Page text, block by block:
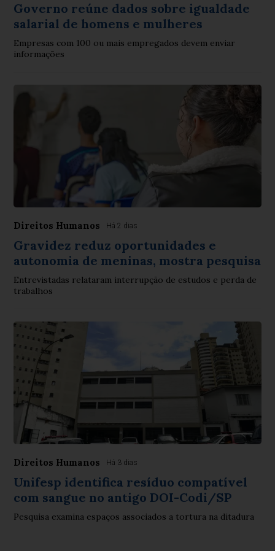
Governo reúne dados sobre igualdade
salarial de homens e mulheres
Empresas com 100 ou mais empregados devem enviar
informações
Direitos Humanos Há 2 dias
Gravidez reduz oportunidades e
autonomia de meninas, mostra pesquisa
Entrevistadas relataram interrupção de estudos e perda de
trabalhos
Direitos Humanos Há 3 dias
Unifesp identifica resíduo compatível
com sangue no antigo DOI-Codi/SP
Pesquisa examina espaços associados a tortura na ditadura